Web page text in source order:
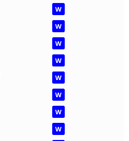
W
W
W
W
W
W
W
W